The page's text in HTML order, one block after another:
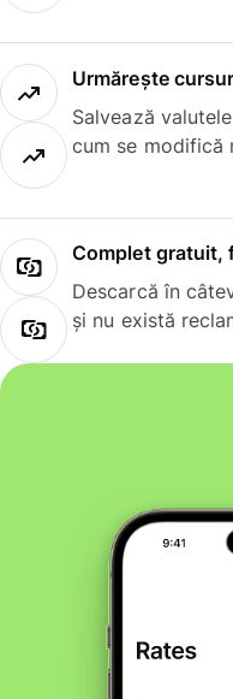
Urmărește
Salvează
cum se modifică
Complet gratuit,
Descarcă în
și nu există